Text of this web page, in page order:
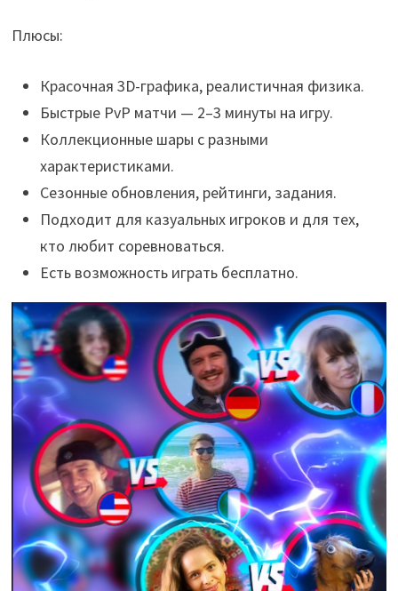
Плюсы:
Красочная 3D-графика, реалистичная физика.
Быстрые PvP матчи — 2–3 минуты на игру.
Коллекционные шары с разными
характеристиками.
Сезонные обновления, рейтинги, задания.
Подходит для казуальных игроков и для тех,
кто любит соревноваться.
Есть возможность играть бесплатно.